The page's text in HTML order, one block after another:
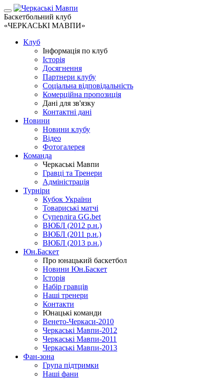
Баскетбольний клуб
«ЧЕРКАСЬКІ МАВПИ»
Клуб
Інформація по клуб
Історія
Досягнення
Партнери клубу
Соціальна відповідальність
Комерційна пропозиція
Дані для зв'язку
Контактні дані
Новини
Новини клубу
Відео
Фотогалерея
Команда
Черкаські Мавпи
Гравці та Тренери
Адміністрація
Турніри
Кубок України
Товариські матчі
Суперліга GG.bet
ВЮБЛ (2012 р.н.)
ВЮБЛ (2011 р.н.)
ВЮБЛ (2013 р.н.)
Юн.Баскет
Про юнацький баскетбол
Новини Юн.Баскет
Історія
Набір гравців
Наші тренери
Контакти
Юнацькі команди
Венето-Черкаси-2010
Черкаські Мавпи-2012
Черкаські Мавпи-2011
Черкаські Мавпи-2013
Фан-зона
Група підтримки
Наші фани